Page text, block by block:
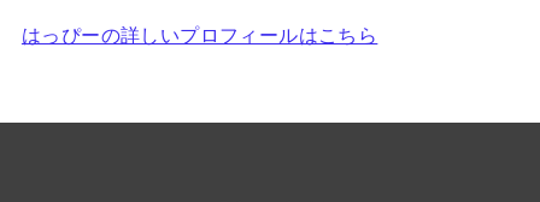
はっぴーの詳しいプロフィールはこちら